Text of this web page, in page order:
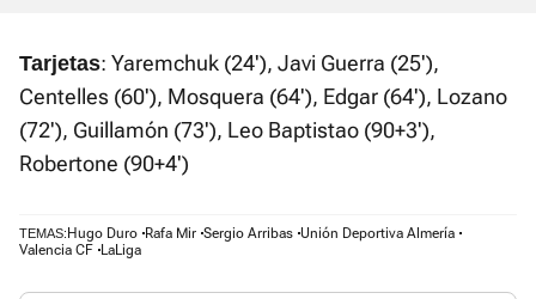
Tarjetas: Yaremchuk (24'), Javi Guerra (25'),
Centelles (60'), Mosquera (64'), Edgar (64'), Lozano
(72'), Guillamón (73'), Leo Baptistao (90+3'),
Robertone (90+4')
TEMAS: Hugo Duro Rafa Mir Sergio Arribas Unión Deportiva Almería
Valencia CF LaLiga